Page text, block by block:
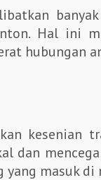
banyak
Hal ini
hubungan
kesenian
dan
yang masuk di